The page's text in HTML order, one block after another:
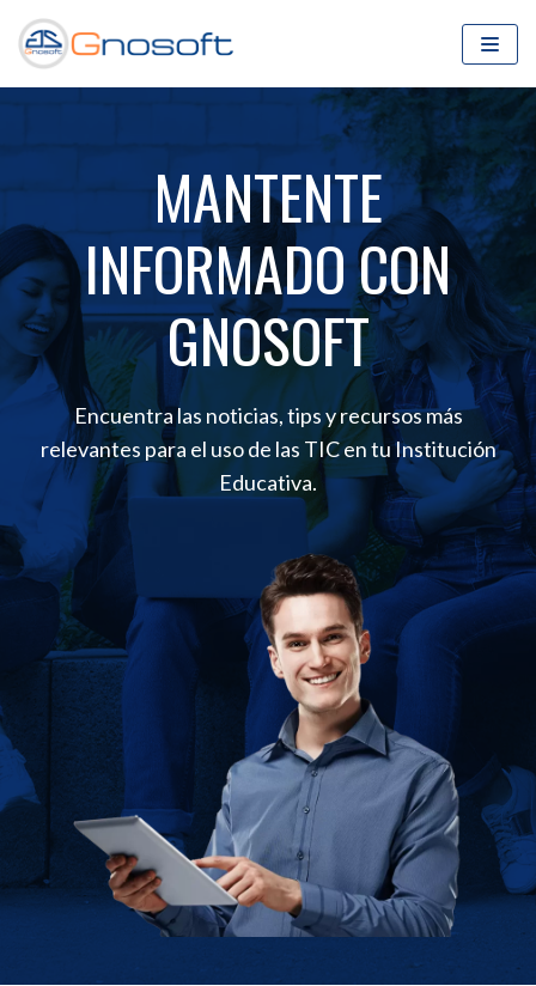
Saltar
al
contenido
MANTENTE
INFORMADO CON
GNOSOFT
Encuentra las noticias, tips y recursos más
relevantes para el uso de las TIC en tu Institución
Educativa.